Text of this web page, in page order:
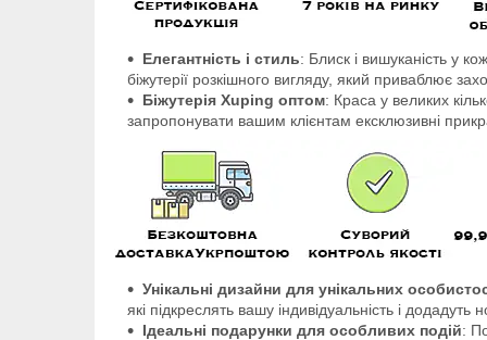
Елегантність і стиль: Блиск і вишуканість у
біжутерії розкішного вигляду, який приваблює
Біжутерія Xuping оптом: Краса у великих
запропонувати вашим клієнтам ексклюзивні
Унікальні дизайни для унікальних
які підкреслять вашу індивідуальність і
Ідеальні подарунки для особливих подій: